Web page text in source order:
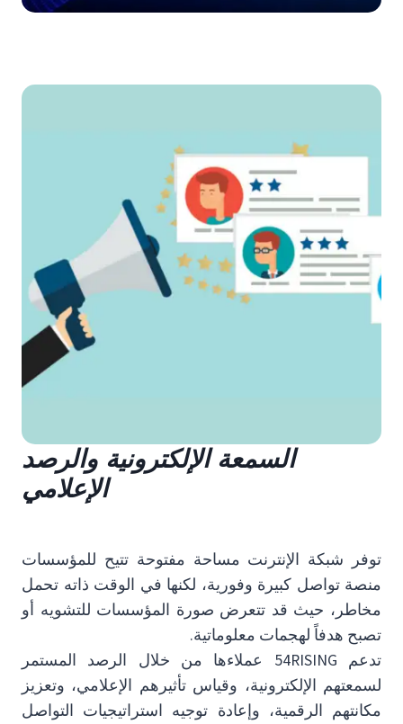
السمعة الإلكترونية والرصد
الإعلامي
توفر شبكة الإنترنت مساحة مفتوحة تتيح للمؤسسات
منصة تواصل كبيرة وفورية، لكنها في الوقت ذاته تحمل
مخاطر، حيث قد تتعرض صورة المؤسسات للتشويه أو
تصبح هدفاً لهجمات معلوماتية.
تدعم 54RISING عملاءها من خلال الرصد المستمر
لسمعتهم الإلكترونية، وقياس تأثيرهم الإعلامي، وتعزيز
مكانتهم الرقمية، وإعادة توجيه استراتيجيات التواصل